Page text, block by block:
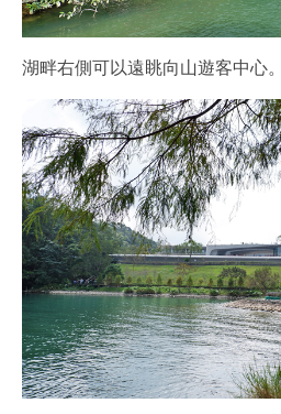
湖畔右側可以遠眺向山遊客中心。